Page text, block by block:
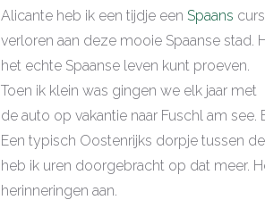
Alicante heb ik een tijdje een Spaans
verloren aan deze mooie Spaanse stad.
het echte Spaanse leven kunt proeven.
Toen ik klein was gingen we elk jaar met
de auto op vakantie naar Fuschl am
Een typisch Oostenrijks dorpje tussen
heb ik uren doorgebracht op dat meer.
herinneringen aan.